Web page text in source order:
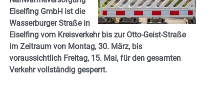
Eiselfing GmbH ist die
Wasserburger Straße in
Eiselfing vom Kreisverkehr bis zur Otto-Geist-Straße
im Zeitraum von Montag, 30. März, bis
voraussichtlich Freitag, 15. Mai, für den gesamten
Verkehr vollständig gesperrt.